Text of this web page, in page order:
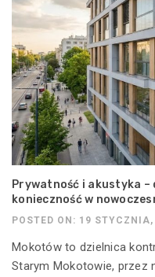
Prywatność i akustyka
konieczność w
POSTED ON: 19
Mokotów to dzielnica
Starym Mokotowie, przez